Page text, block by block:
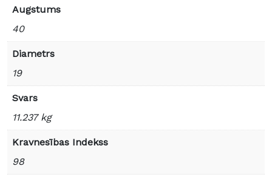
Augstums
40
Diametrs
19
Svars
11.237 kg
Kravnesības Indekss
98